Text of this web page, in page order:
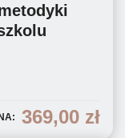
369,00 zł